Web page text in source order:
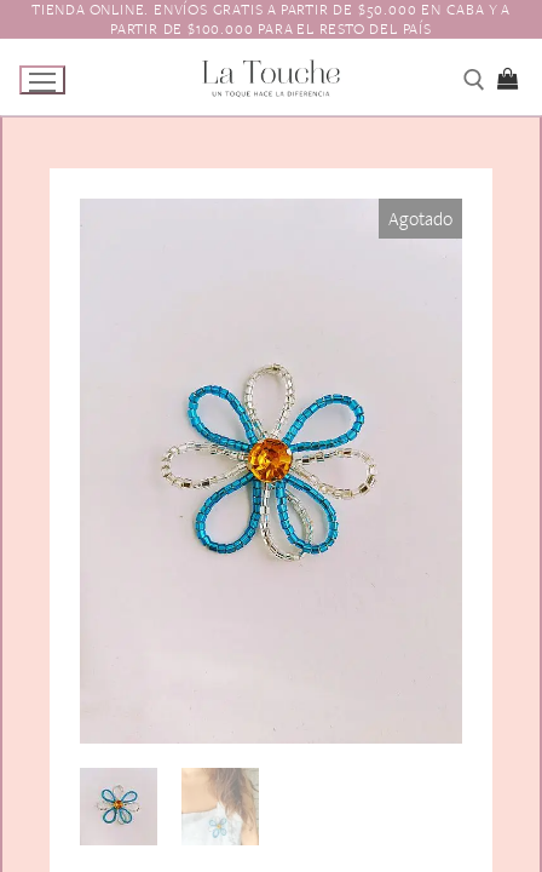
al
contenido
TIENDA ONLINE. ENVÍOS GRATIS A PARTIR DE $50.000 EN CABA Y A
PARTIR DE $100.000 PARA EL RESTO DEL PAÍS
Animales y Bichitos
Florales
Varios
Escarapelas
Accesorios para el pelo
Boinas
Vinchas
Hebillas
Aros
Guantes
Charreteras
Contacto
Agotado